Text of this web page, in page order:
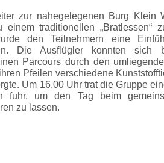
zur nahegelegenen Burg Klein
traditionellen „Bratlessen“
den Teilnehmern eine
Die Ausflügler konnten sich
Parcours durch den
Pfeilen verschiedene
Um 16.00 Uhr trat die Gruppe
fuhr, um den Tag beim
zu lassen.